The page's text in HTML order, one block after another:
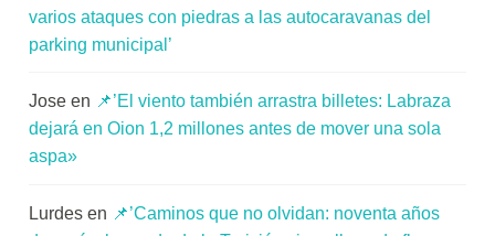
varios ataques con piedras a las autocaravanas del
parking municipal’
Jose en 📌’El viento también arrastra billetes: Labraza
dejará en Oion 1,2 millones antes de mover una sola
aspa»
Lurdes en 📌’Caminos que no olvidan: noventa años